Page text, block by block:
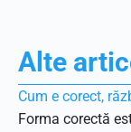
Alte
Cum e corect,
Forma corectă